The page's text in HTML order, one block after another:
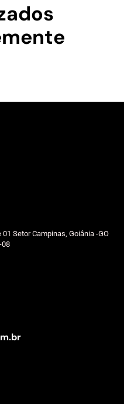
Setor Campinas, Goiânia -GO
08